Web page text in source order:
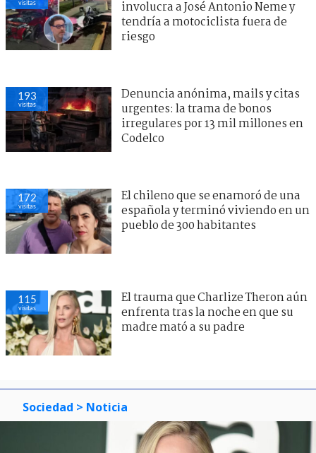
visitas
involucra a José Antonio Neme y
tendría a motociclista fuera de
riesgo
193
visitas
Denuncia anónima, mails y citas
urgentes: la trama de bonos
irregulares por 13 mil millones en
Codelco
172
visitas
El chileno que se enamoró de una
española y terminó viviendo en un
pueblo de 300 habitantes
115
visitas
El trauma que Charlize Theron aún
enfrenta tras la noche en que su
madre mató a su padre
Sociedad > Noticia